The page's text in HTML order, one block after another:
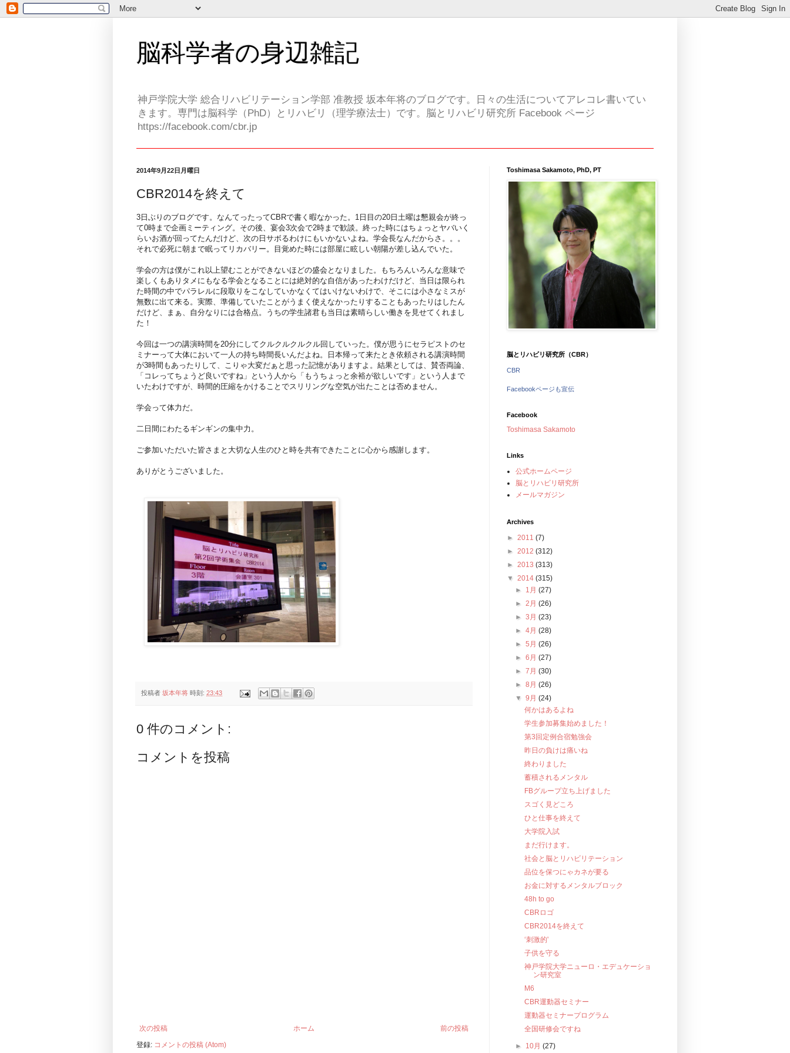
脳科学者の身辺雑記
神戸学院大学 総合リハビリテーション学部 准教授 坂本年将のブログです。日々の生活についてアレコレ書いてい
きます。専門は脳科学（PhD）とリハビリ（理学療法士）です。脳とリハビリ研究所 Facebook ページ
https://facebook.com/cbr.jp
2014年9月22日月曜日
CBR2014を終えて
3日ぶりのブログです。なんてったってCBRで書く暇なかった。1日目の20日土曜は懇親会が終っ
て0時まで企画ミーティング。その後、宴会3次会で2時まで歓談。終った時にはちょっとヤバいく
らいお酒が回ってたんだけど、次の日サボるわけにもいかないよね。学会長なんだからさ。。。
それで必死に朝まで眠ってリカバリー。目覚めた時には部屋に眩しい朝陽が差し込んでいた。
学会の方は僕がこれ以上望むことができないほどの盛会となりました。もちろんいろんな意味で
楽しくもありタメにもなる学会となることには絶対的な自信があったわけだけど、当日は限られ
た時間の中でパラレルに段取りをこなしていかなくてはいけないわけで、そこには小さなミスが
無数に出て来る。実際、準備していたことがうまく使えなかったりすることもあったりはしたん
だけど、まぁ、自分なりには合格点。うちの学生諸君も当日は素晴らしい働きを見せてくれまし
た！
今回は一つの講演時間を20分にしてクルクルクルクル回していった。僕が思うにセラピストのセ
ミナーって大体において一人の持ち時間長いんだよね。日本帰って来たとき依頼される講演時間
が3時間もあったりして、こりゃ大変だぁと思った記憶がありますよ。結果としては、賛否両論、
「コレってちょうど良いですね」という人から「もうちょっと余裕が欲しいです」という人まで
いたわけですが、時間的圧縮をかけることでスリリングな空気が出たことは否めません。
学会って体力だ。
二日間にわたるギンギンの集中力。
ご参加いただいた皆さまと大切な人生のひと時を共有できたことに心から感謝します。
ありがとうございました。
投稿者 坂本年将 時刻: 23:43
0 件のコメント:
コメントを投稿
次の投稿 前の投稿
ホーム
登録: コメントの投稿 (Atom)
Toshimasa Sakamoto, PhD, PT
脳とリハビリ研究所（CBR）
CBR
Facebookページも宣伝
Facebook
Toshimasa Sakamoto
Links
公式ホームページ
脳とリハビリ研究所
メールマガジン
Archives
► 2011 (7)
► 2012 (312)
► 2013 (313)
▼ 2014 (315)
► 1月(27)
►2月(26)
►3月(23)
►4月(28)
►5月(26)
►6月(27)
►7月(30)
►8月(26)
▼9月(24)
何かはあるよね
学生参加募集始めました！
第3回定例合宿勉強会
昨日の負けは痛いね
終わりました
蓄積されるメンタル
FBグループ立ち上げました
スゴく見どころ
ひと仕事を終えて
大学院入試
まだ行けます。
社会と脳とリハビリテーション
品位を保つにゃカネが要る
お金に対するメンタルブロック
48h to go
CBRロゴ
CBR2014を終えて
‘刺激的'
子供を守る
神戸学院大学ニューロ・エデュケーショ
ン研究室
M6
CBR運動器セミナー
運動器セミナープログラム
全国研修会ですね
► 10月(27)